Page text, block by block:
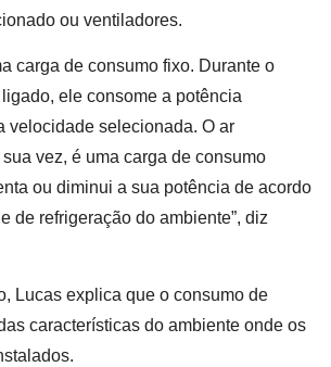
ou ventiladores.
carga de consumo fixo. Durante o
ele consome a potência
velocidade selecionada. O ar
vez, é uma carga de consumo
ou diminui a sua potência de acordo
de refrigeração do ambiente”, diz
Lucas explica que o consumo de
características do ambiente onde os